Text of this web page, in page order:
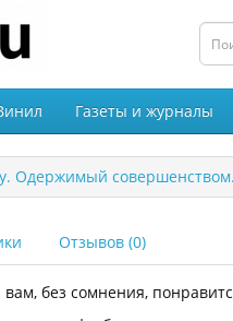
Газеты и журналы
Одержимый
Отзывов (0)
без сомнения,